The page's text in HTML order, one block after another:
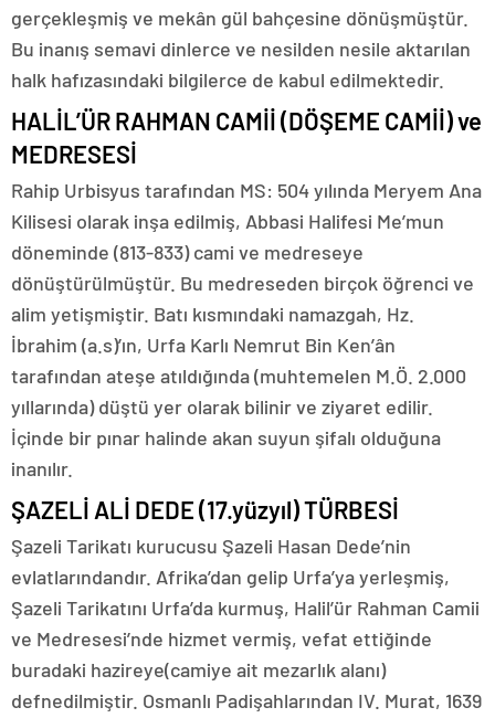
gerçekleşmiş ve mekân gül bahçesine dönüşmüştür.
Bu inanış semavi dinlerce ve nesilden nesile aktarılan
halk hafızasındaki bilgilerce de kabul edilmektedir.
HALİL’ÜR RAHMAN CAMİİ (DÖŞEME CAMİİ) ve
MEDRESESİ
Rahip Urbisyus tarafından MS: 504 yılında Meryem Ana
Kilisesi olarak inşa edilmiş, Abbasi Halifesi Me’mun
döneminde (813-833) cami ve medreseye
dönüştürülmüştür. Bu medreseden birçok öğrenci ve
alim yetişmiştir. Batı kısmındaki namazgah, Hz.
İbrahim (a.s)’ın, Urfa Karlı Nemrut Bin Ken’ân
tarafından ateşe atıldığında (muhtemelen M.Ö. 2.000
yıllarında) düştü yer olarak bilinir ve ziyaret edilir.
İçinde bir pınar halinde akan suyun şifalı olduğuna
inanılır.
ŞAZELİ ALİ DEDE (17.yüzyıl) TÜRBESİ
Şazeli Tarikatı kurucusu Şazeli Hasan Dede’nin
evlatlarındandır. Afrika’dan gelip Urfa’ya yerleşmiş,
Şazeli Tarikatını Urfa’da kurmuş, Halil’ür Rahman Camii
ve Medresesi’nde hizmet vermiş, vefat ettiğinde
buradaki hazireye(camiye ait mezarlık alanı)
defnedilmiştir. Osmanlı Padişahlarından IV. Murat, 1639